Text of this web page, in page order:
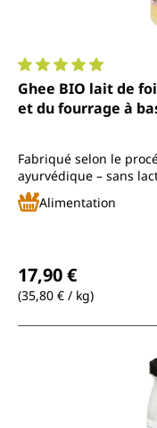
Note moyenne de
Ghee BIO lait de foin de l'Allgäu issu du pâturage
et du fourrage à
Fabriqué selon le
ayurvédique – sans
biologique contrôlée
Alimentation
17,90 €
(35,80 € / kg)